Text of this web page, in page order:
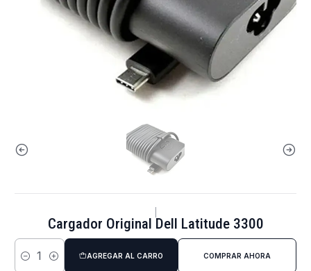
Cargador Original Dell Latitude 3300
Cantidad
AGREGAR AL CARRO COMPRAR AHORA